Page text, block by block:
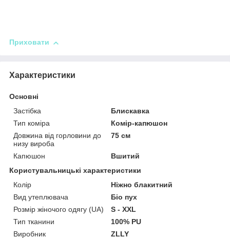
Приховати
Характеристики
Основні
Застібка
Блискавка
Тип коміра
Комір-капюшон
Довжина від горловини до
низу вироба
75 см
Капюшон
Вшитий
Користувальницькі характеристики
Колір
Ніжно блакитний
Вид утеплювача
Біо пух
Розмір жіночого одягу (UA)
S - XXL
Тип тканини
100% PU
Виробник
ZLLY